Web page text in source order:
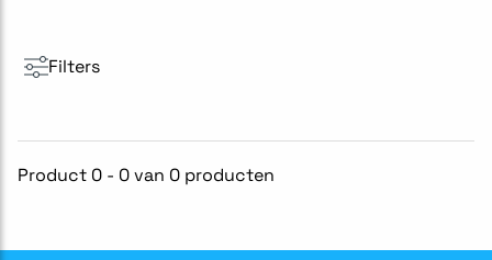
Filters
Product 0 - 0 van 0 producten